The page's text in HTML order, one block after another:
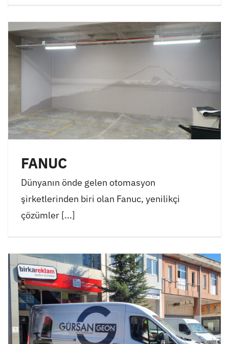
FANUC
Dünyanın önde gelen otomasyon
şirketlerinden biri olan Fanuc, yenilikçi
çözümler [...]